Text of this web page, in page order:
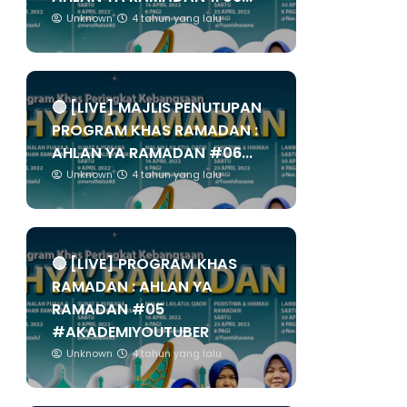
Unknown 4 tahun yang lalu
🔴 [LIVE] MAJLIS PENUTUPAN
PROGRAM KHAS RAMADAN :
AHLAN YA RAMADAN #06...
Unknown 4 tahun yang lalu
🔴 [LIVE] PROGRAM KHAS
RAMADAN : AHLAN YA
RAMADAN #05
#AKADEMIYOUTUBER
Unknown 4 tahun yang lalu